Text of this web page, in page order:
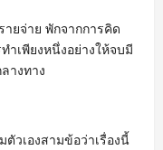
ายจ่าย พักจากการคิด
เพียงหนึ่งอย่างให้จบมี
างทาง
วเองสามข้อว่าเรื่องนี้